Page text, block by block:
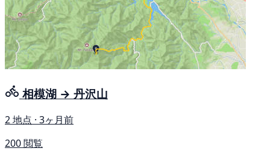
相模湖 → 丹沢山
2 地点 · 3ヶ月前
200 閲覧